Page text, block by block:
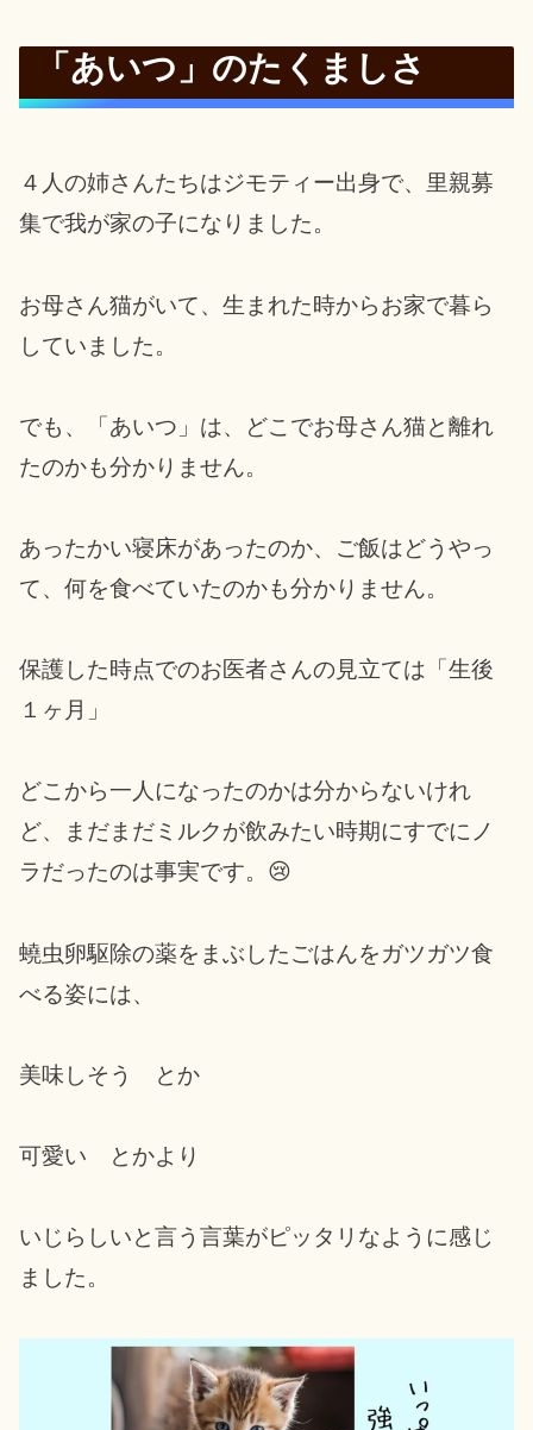
「あいつ」のたくましさ
４人の姉さんたちはジモティー出身で、里親募
集で我が家の子になりました。
お母さん猫がいて、生まれた時からお家で暮ら
していました。
でも、「あいつ」は、どこでお母さん猫と離れ
たのかも分かりません。
あったかい寝床があったのか、ご飯はどうやっ
て、何を食べていたのかも分かりません。
保護した時点でのお医者さんの見立ては「生後
１ヶ月」
どこから一人になったのかは分からないけれ
ど、まだまだミルクが飲みたい時期にすでにノ
ラだったのは事実です。😢
蟯虫卵駆除の薬をまぶしたごはんをガツガツ食
べる姿には、
美味しそう とか
可愛い とかより
いじらしいと言う言葉がピッタリなように感じ
ました。